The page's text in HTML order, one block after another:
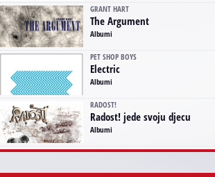
GRANT HART
The Argument
Albumi
PET SHOP BOYS
Electric
Albumi
RADOST!
Radost! jede svoju djecu
Albumi